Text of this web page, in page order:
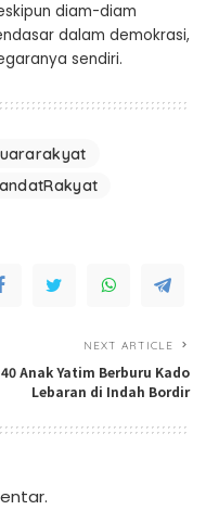
diam-diam
dalam demokrasi,
sendiri.
NEXT ARTICLE
40 Anak Yatim Berburu Kado
Lebaran di Indah Bordir